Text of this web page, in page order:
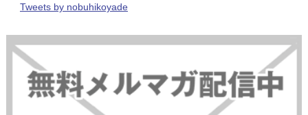
Tweets by nobuhikoyade